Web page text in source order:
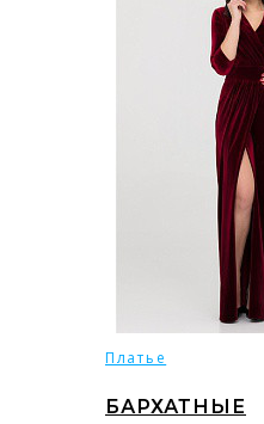
Платье
БАРХАТНЫЕ